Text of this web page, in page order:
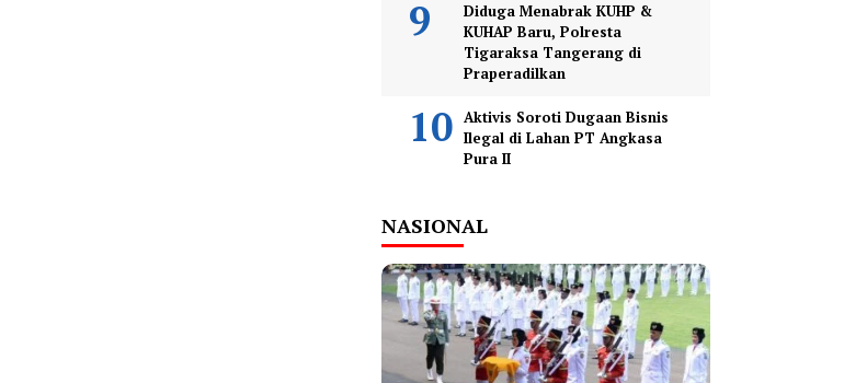
Diduga Menabrak KUHP &
KUHAP Baru, Polresta
Tigaraksa Tangerang di
Praperadilkan
Aktivis Soroti Dugaan Bisnis
Ilegal di Lahan PT Angkasa
Pura II
NASIONAL